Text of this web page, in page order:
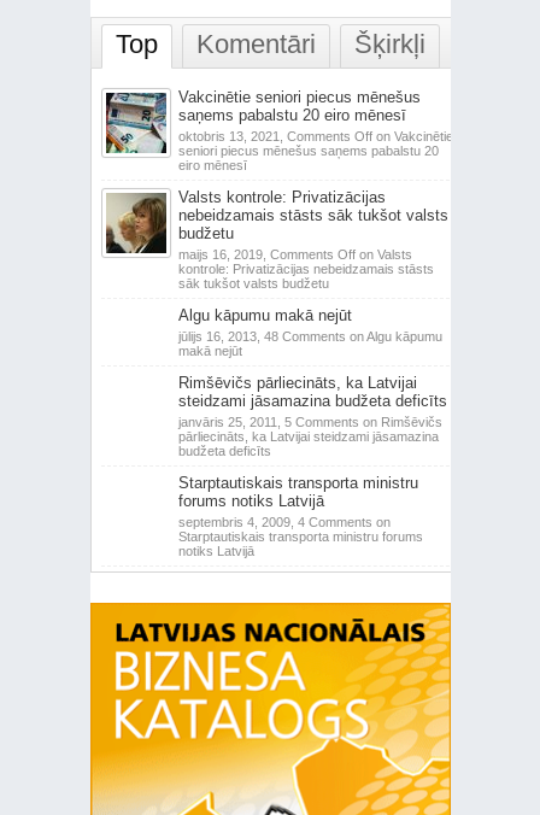
Top Komentāri Šķirkļi
Vakcinētie seniori piecus mēnešus
saņems pabalstu 20 eiro mēnesī
oktobris 13, 2021, Comments Offon Vakcinētie
seniori piecus mēnešus saņems pabalstu 20
eiro mēnesī
Valsts kontrole: Privatizācijas
nebeidzamais stāsts sāk tukšot valsts
budžetu
maijs 16, 2019, Comments Offon Valsts
kontrole: Privatizācijas nebeidzamais stāsts
sāk tukšot valsts budžetu
Algu kāpumu makā nejūt
jūlijs 16, 2013, 48 Comments on Algu kāpumu
makā nejūt
Rimšēvičs pārliecināts, ka Latvijai
steidzami jāsamazina budžeta deficīts
janvāris 25, 2011, 5 Comments on Rimšēvičs
pārliecināts, ka Latvijai steidzami jāsamazina
budžeta deficīts
Starptautiskais transporta ministru
forums notiks Latvijā
septembris 4, 2009, 4 Comments on
Starptautiskais transporta ministru forums
notiks Latvijā